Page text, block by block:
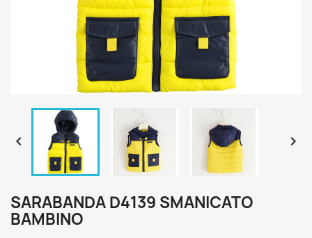
 
SARABANDA D4139 SMANICATO
BAMBINO